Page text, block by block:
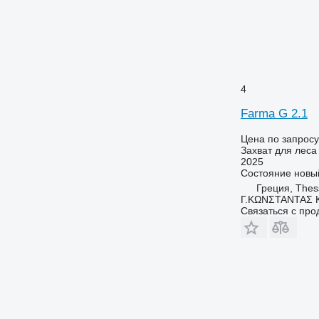
4
Farma G 2.1
Цена по запросу
Захват для леса
2025
Состояние
Греция,
Γ.ΚΩΝΣΤΑΝΤΑΣ
Связаться с